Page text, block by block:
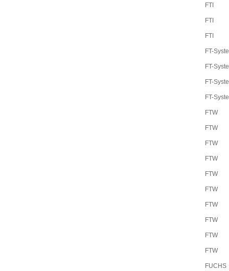
FTI
FTI
FTI
FT-
FT-
FT-
FT-
FTW
FTW
FTW
FTW
FTW
FTW
FTW
FTW
FTW
FTW
FUCHS